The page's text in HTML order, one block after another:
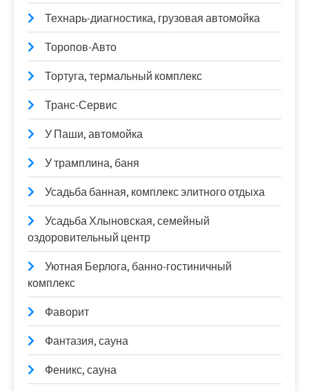
Технарь-диагностика, грузовая автомойка
Торопов-Авто
Тортуга, термальный комплекс
Транс-Сервис
У Паши, автомойка
У трамплина, баня
Усадьба банная, комплекс элитного отдыха
Усадьба Хлыновская, семейный
оздоровительный центр
Уютная Берлога, банно-гостиничный
комплекс
Фаворит
Фантазия, сауна
Феникс, сауна